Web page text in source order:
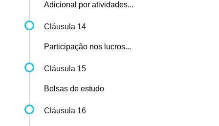
Adicional por atividades...
Cláusula 14
Participação nos lucros...
Cláusula 15
Bolsas de estudo
Cláusula 16